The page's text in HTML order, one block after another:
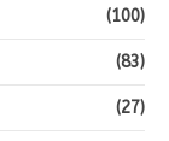
(100)
(83)
(27)